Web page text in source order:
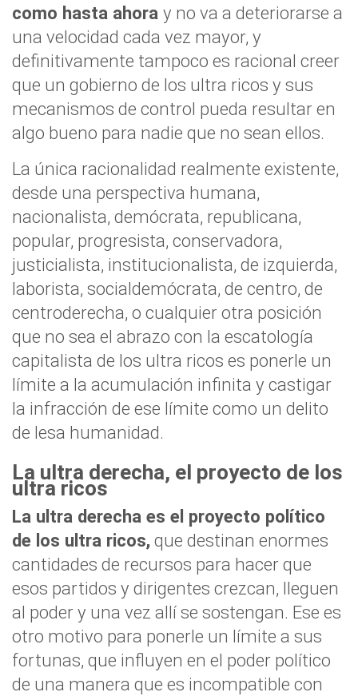
como hasta ahora y no va a deteriorarse a
una velocidad cada vez mayor, y
definitivamente tampoco es racional creer
que un gobierno de los ultra ricos y sus
mecanismos de control pueda resultar en
algo bueno para nadie que no sean ellos.
La única racionalidad realmente existente,
desde una perspectiva humana,
nacionalista, demócrata, republicana,
popular, progresista, conservadora,
justicialista, institucionalista, de izquierda,
laborista, socialdemócrata, de centro, de
centroderecha, o cualquier otra posición
que no sea el abrazo con la escatología
capitalista de los ultra ricos es ponerle un
límite a la acumulación infinita y castigar
la infracción de ese límite como un delito
de lesa humanidad.
La ultra derecha, el proyecto de los
ultra ricos
La ultra derecha es el proyecto político
de los ultra ricos, que destinan enormes
cantidades de recursos para hacer que
esos partidos y dirigentes crezcan, lleguen
al poder y una vez allí se sostengan. Ese es
otro motivo para ponerle un límite a sus
fortunas, que influyen en el poder político
de una manera que es incompatible con